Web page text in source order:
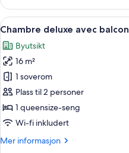
–
superior
Åpne
alle
bildene
av
Chambre
deluxe
avec
balcon
4
Chambre deluxe avec balcon
Byutsikt
16 m²
1 soverom
Plass til 2 personer
1 queensize-seng
Wi-fi inkludert
Mer informasjon
Mer